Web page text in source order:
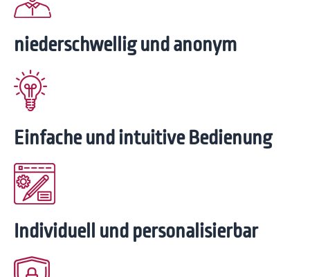
nieder­schwellig und anonym
Einfache und intuitive Bedienung
Individuell und perso­nalisierbar